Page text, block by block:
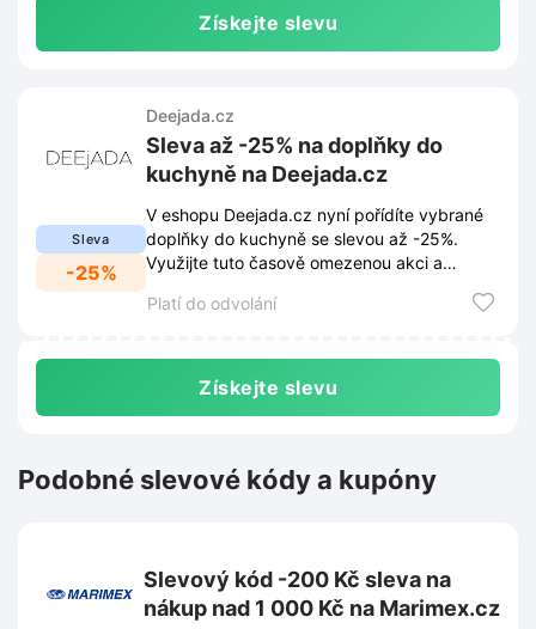
Získejte slevu
Sleva
-25%
Deejada.cz
Sleva až -25% na doplňky do
kuchyně na Deejada.cz
V eshopu Deejada.cz nyní pořídíte vybrané
doplňky do kuchyně se slevou až -25%.
Využijte tuto časově omezenou akci a
Platí do odvolání
Získejte slevu
Podobné slevové kódy a kupóny
Slevový kód -200 Kč sleva na
nákup nad 1 000 Kč na Marimex.cz